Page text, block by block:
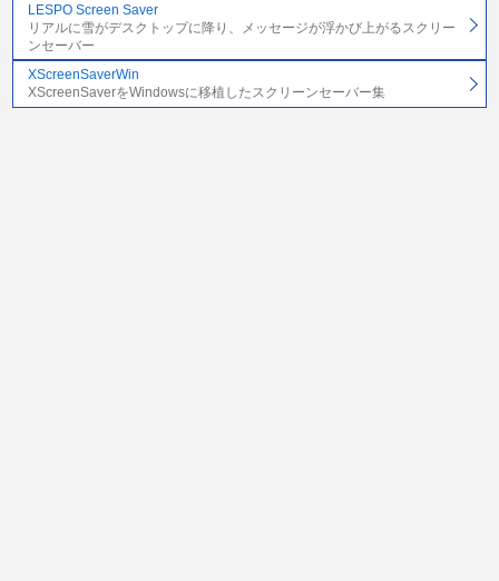
LESPO Screen Saver
リアルに雪がデスクトップに降り、メッセージが浮かび上がるスクリー
ンセーバー
XScreenSaverWin
XScreenSaverをWindowsに移植したスクリーンセーバー集